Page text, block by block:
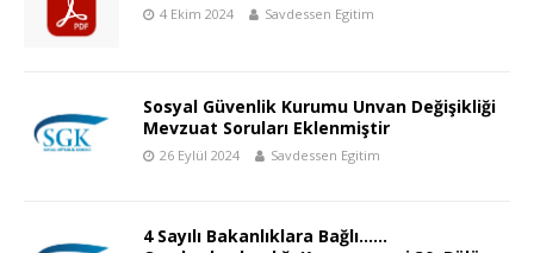
4 Ekim 2024 Savdessen Egitim
Sosyal Güvenlik Kurumu Unvan Değişikliği
Mevzuat Soruları Eklenmiştir
26 Eylül 2024 Savdessen Egitim
4 Sayılı Bakanlıklara Bağlı……